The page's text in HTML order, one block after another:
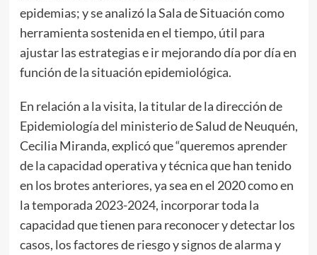
epidemias; y se analizó la Sala de Situación como
herramienta sostenida en el tiempo, útil para
ajustar las estrategias e ir mejorando día por día en
función de la situación epidemiológica.
En relación a la visita, la titular de la dirección de
Epidemiología del ministerio de Salud de Neuquén,
Cecilia Miranda, explicó que “queremos aprender
de la capacidad operativa y técnica que han tenido
en los brotes anteriores, ya sea en el 2020 como en
la temporada 2023-2024, incorporar toda la
capacidad que tienen para reconocer y detectar los
casos, los factores de riesgo y signos de alarma y